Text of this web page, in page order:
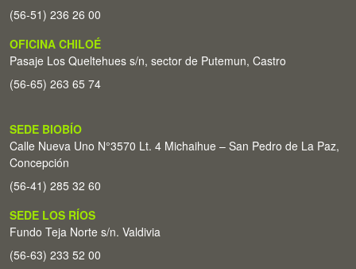
(56-51) 236 26 00
OFICINA CHILOÉ
Pasaje Los Queltehues s/n, sector de Putemun, Castro
(56-65) 263 65 74
SEDE BIOBÍO
Calle Nueva Uno N°3570 Lt. 4 Michaihue – San Pedro de La Paz,
Concepción
(56-41) 285 32 60
SEDE LOS RÍOS
Fundo Teja Norte s/n. Valdivia
(56-63) 233 52 00